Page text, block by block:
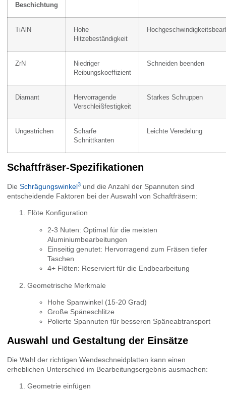
Beschichtung
TiAlN
Hohe
Hitzebeständigkeit
ZrN
Niedriger
Reibungskoeffizient
Schneiden beenden
Diamant
Hervorragende
Verschleißfestigkeit
Starkes Schruppen
Ungestrichen
Scharfe
Schnittkanten
Leichte Veredelung
Schaftfräser-Spezifikationen
Die Schrägungswinkel3 und die Anzahl der Spannuten sind
entscheidende Faktoren bei der Auswahl von Schaftfräsern:
Flöte Konfiguration
2-3 Nuten: Optimal für die meisten
Aluminiumbearbeitungen
Einseitig genutet: Hervorragend zum Fräsen tiefer
Taschen
4+ Flöten: Reserviert für die Endbearbeitung
Geometrische Merkmale
Hohe Spanwinkel (15-20 Grad)
Große Späneschlitze
Polierte Spannuten für besseren Späneabtransport
Auswahl und Gestaltung der Einsätze
Die Wahl der richtigen Wendeschneidplatten kann einen
erheblichen Unterschied im Bearbeitungsergebnis ausmachen:
Geometrie einfügen